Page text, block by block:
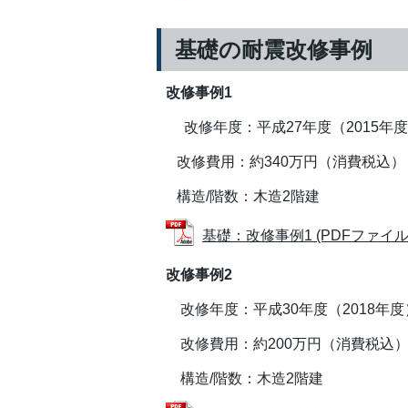
基礎の耐震改修事例
改修事例1
改修年度：平成27年度（2015年度
改修費用：約340万円（消費税込）
構造/階数：木造2階建
基礎：改修事例1 (PDFファイ
改修事例2
改修年度：平成30年度（2018年度
改修費用：約200万円（消費税込）
構造/階数：木造2階建